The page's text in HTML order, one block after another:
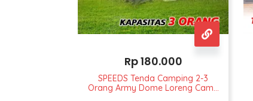
Rp180.000
SPEEDS Tenda Camping 2-3
Orang Army Dome Loreng Camo